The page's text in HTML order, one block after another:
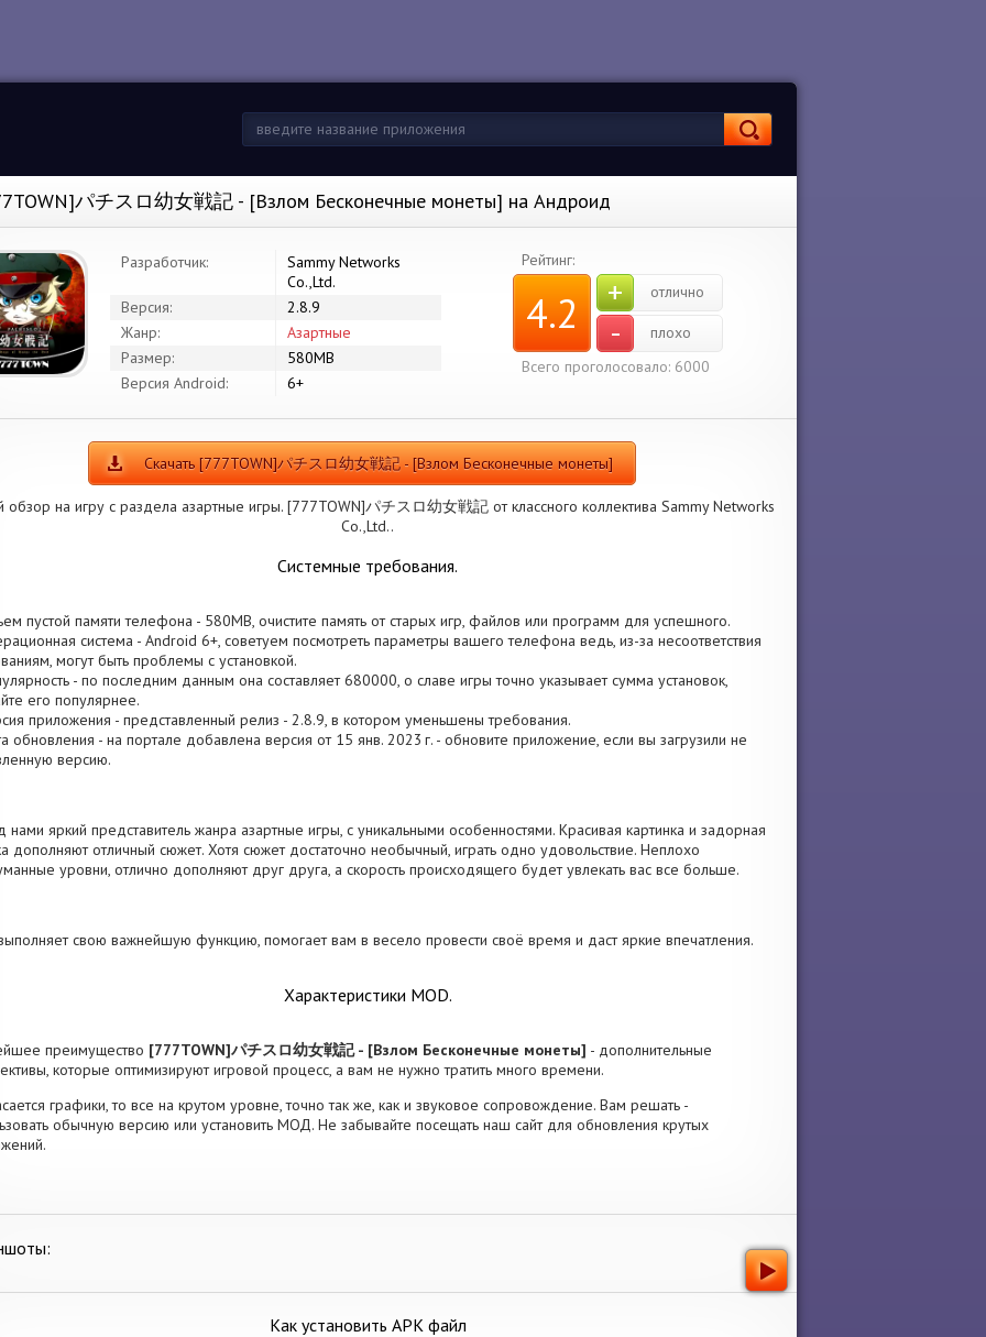
パチスロ幼女戦記 - [Взлом Бесконечные монеты] на Андроид
Разработчик:
Sammy Networks
Co.,Ltd.
Версия:
2.8.9
Жанр:
Азартные
Размер:
580MB
Версия Android:
6+
Рейтинг:
4.2 + отлично
-
плохо
Всего проголосовало: 6000
Скачать [777TOWN]パチスロ幼女戦記 - [Взлом Бесконечные монеты]
обзор на игру с раздела азартные игры. [777TOWN]パチスロ幼女戦記 от классного коллектива Sammy Networks
Co.,Ltd..
Системные требования.
пустой памяти телефона - 580MB, очистите память от старых игр, файлов или программ для успешного.
система - Android 6+, советуем посмотреть параметры вашего телефона ведь, из-за несоответствия
могут быть проблемы с установкой.
- по последним данным она составляет 680000, о cлаве игры точно указывает сумма установок,
его популярнее.
приложения - представленный релиз - 2.8.9, в котором уменьшены требования.
обновления - на портале добавлена версия от 15 янв. 2023 г. - обновите приложение, если вы загрузили не
версию.
нами яркий представитель жанра азартные игры, с уникальными особенностями. Красивая картинка и задорная
дополняют отличный сюжет. Хотя сюжет достаточно необычный, играть одно удовольствие. Неплохо
уровни, отлично дополняют друг друга, а скорость происходящего будет увлекать вас все больше.
свою важнейшую функцию, помогает вам в весело провести своё время и даст яркие впечатления.
Характеристики MOD.
преимущество [777TOWN]パチスロ幼女戦記 - [Взлом Бесконечные монеты] - дополнительные
которые оптимизируют игровой процесс, а вам не нужно тратить много времени.
графики, то все на крутом уровне, точно так же, как и звуковое сопровождение. Вам решать -
обычную версию или установить МОД. Не забывайте посещать наш сайт для обновления крутых
Как установить APK файл